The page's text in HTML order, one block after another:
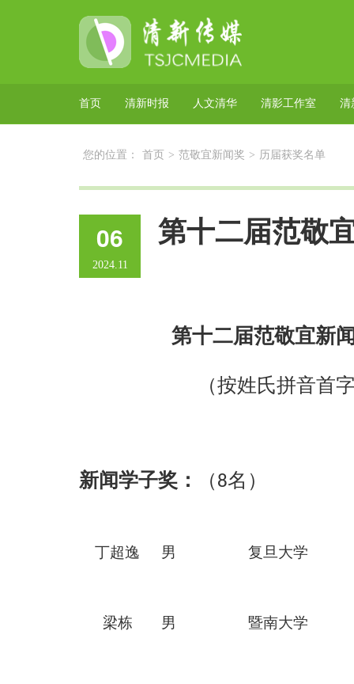
首页 清新时报 人文清华 清影工作室 清
您的位置： 首页 > 范敬宜新闻奖 > 历届获奖名单
06
2024.11
第十二届范敬
第十二届范敬宜新
（按姓氏拼音首
新闻学子奖： （ 8名）
丁超逸 男 复旦大学
梁栋 男 暨南大学